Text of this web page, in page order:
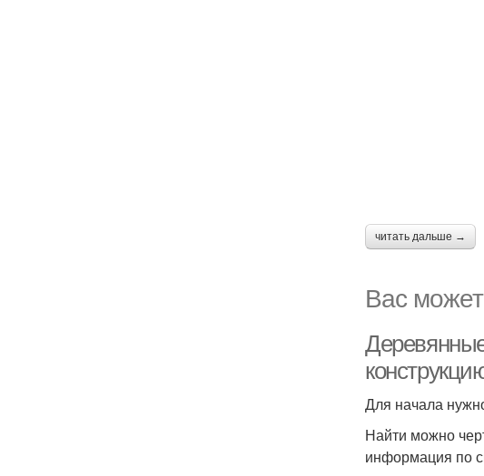
читать дальше →
Вас
Для начала
Найти можно
информация по